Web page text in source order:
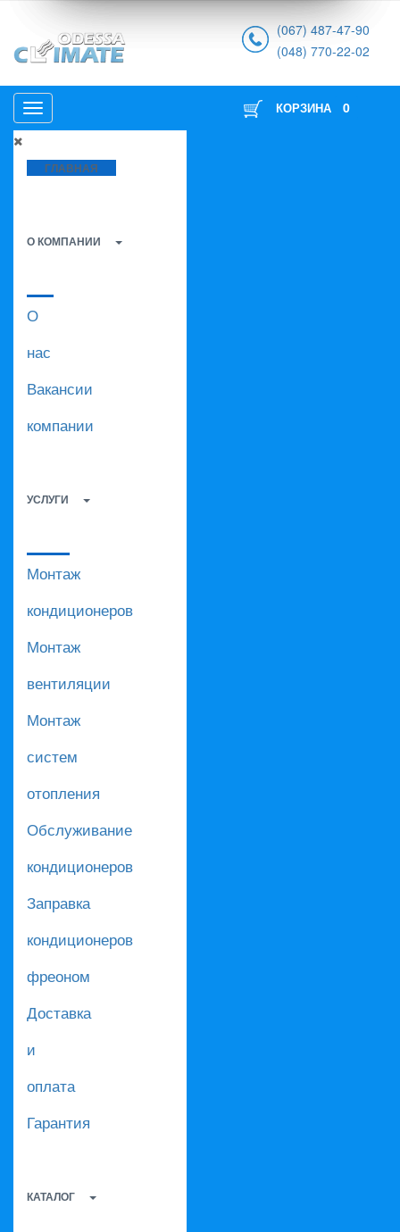
(067) 487-47-90
(048) 770-22-02
ГЛАВНАЯ
О КОМПАНИИ
О
нас
Вакансии
компании
УСЛУГИ
Монтаж
кондиционеров
Монтаж
вентиляции
Монтаж
систем
отопления
Обслуживание
кондиционеров
Заправка
кондиционеров
фреоном
Доставка
и
оплата
Гарантия
КАТАЛОГ
КОРЗИНА 0